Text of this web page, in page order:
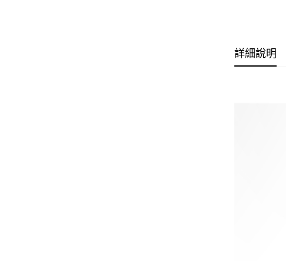
詳細說明